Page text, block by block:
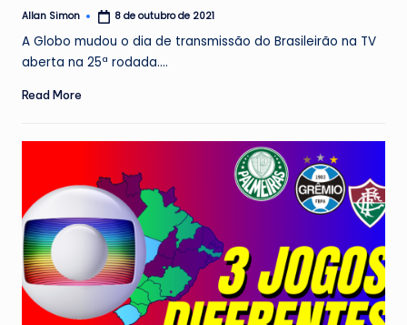
Posted
Allan Simon 8 de outubro de 2021
A Globo mudou o dia de transmissão do Brasileirão na TV
aberta na 25ª rodada.…
Read More